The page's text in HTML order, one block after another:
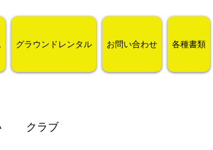
グラウンドレンタル お問い合わせ 各種書類
クラブ